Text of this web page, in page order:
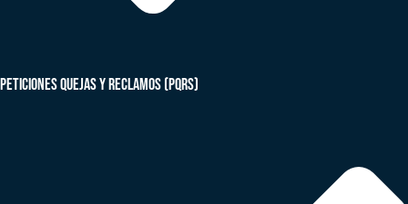
peticiones quejas y reclamos (PQRS)